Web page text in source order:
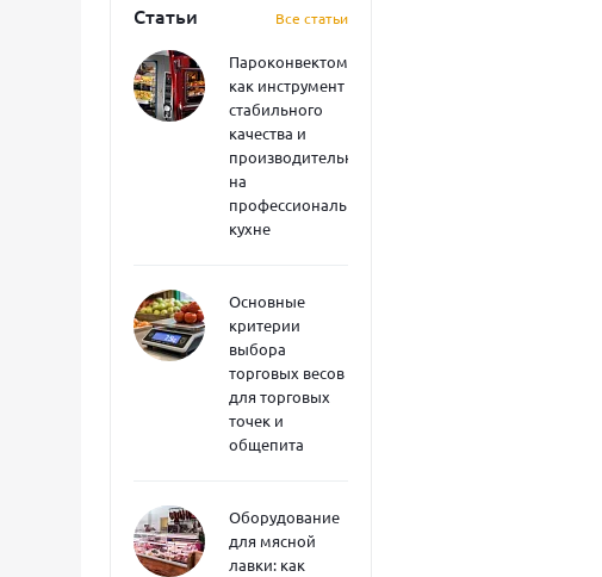
Статьи Все статьи
Пароконвектоматы
как инструмент
стабильного
качества и
производительности
на
профессиональной
кухне
Основные
критерии
выбора
торговых весов
для торговых
точек и
общепита
Оборудование
для мясной
лавки: как